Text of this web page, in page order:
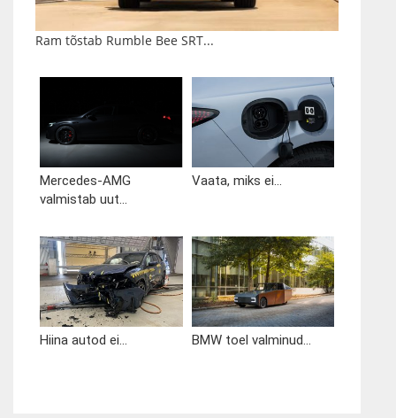
Ram tõstab Rumble Bee SRT...
Mercedes-AMG
valmistab uut...
Vaata, miks ei...
Hiina autod ei... BMW toel valminud...